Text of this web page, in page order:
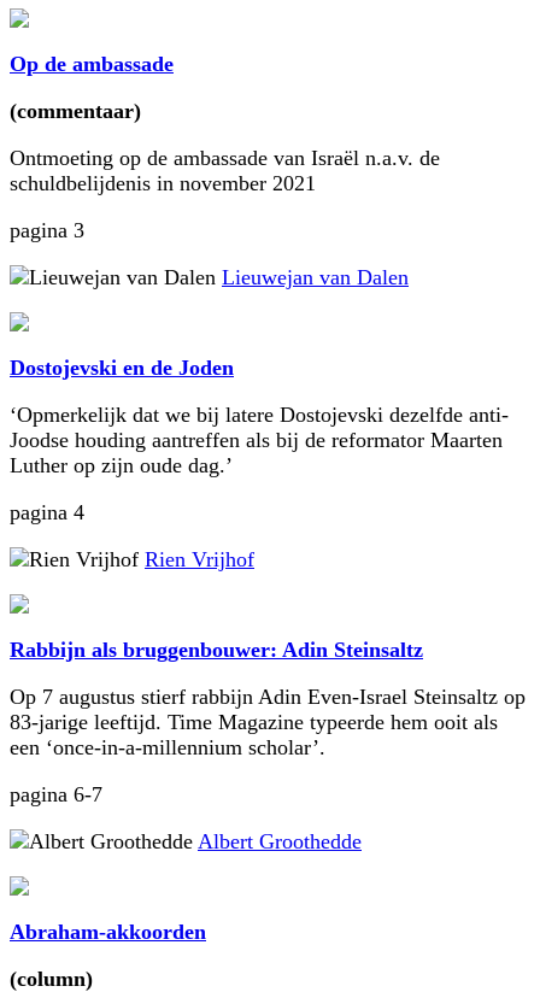
Op de ambassade
(commentaar)
Ontmoeting op de ambassade van Israël n.a.v. de
schuldbelijdenis in november 2021
pagina 3
Lieuwejan van Dalen
Dostojevski en de Joden
‘Opmerkelijk dat we bij latere Dostojevski dezelfde anti-
Joodse houding aantreffen als bij de reformator Maarten
Luther op zijn oude dag.’
pagina 4
Rien Vrijhof
Rabbijn als bruggenbouwer: Adin Steinsaltz
Op 7 augustus stierf rabbijn Adin Even-Israel Steinsaltz op
83-jarige leeftijd. Time Magazine typeerde hem ooit als
een ‘once-in-a-millennium scholar’.
pagina 6-7
Albert Groothedde
Abraham-akkoorden
(column)